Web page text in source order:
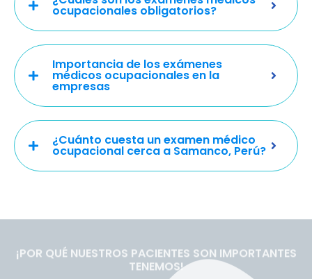
ocupacionales obligatorios?
Importancia de los exámenes
médicos ocupacionales en la
empresas
¿Cuánto cuesta un examen médico
ocupacional cerca a Samanco, Perú?
¡POR QUÉ NUESTROS PACIENTES SON IMPORTANTES
TENEMOS!